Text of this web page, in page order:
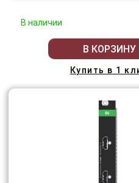
В наличии
В КОРЗИНУ
Купить в 1